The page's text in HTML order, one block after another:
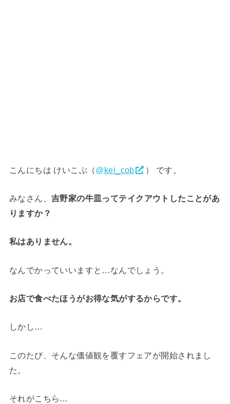
こんにちは けいこぶ（@kei_cob ） です。
みなさん、 吉野家の牛皿ってテイクアウトしたことがあ
りますか？
私はありません。
なんでかっていいますと…なんでしょう。
お店で食べたほうがお得な気がするからです。
しかし…
このたび、そんな価値観を覆すフェアが開始されまし
た。
それがこちら…